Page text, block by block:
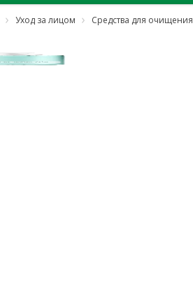
Уход за лицом Средства для очищения